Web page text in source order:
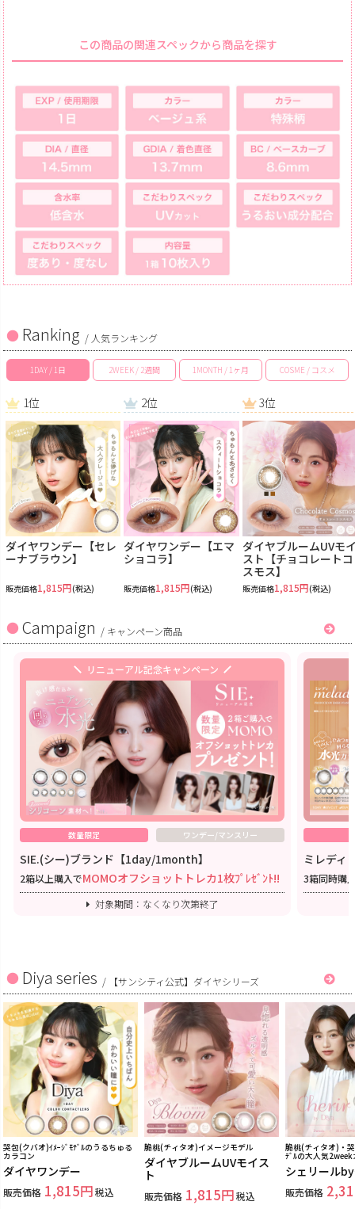
この商品の関連スペックから商品を探す
Ranking / 人気ランキング
1DAY / 1日 2WEEK / 2週間 1MONTH / 1ヶ月 COSME / コスメ
1位
ダイヤワンデー【セレ
ーナブラウン】
販売価格1,815円(税込)
2位
ダイヤワンデー【エマ
ショコラ】
販売価格1,815円(税込)
3位
ダイヤブルームUVモ
スト【チョコレートコ
スモス】
販売価格1,815円(税込)
Campaign / キャンペーン商品
リニューアル記念キャンペーン
数量限定 ワンデー/マンスリー
SIE.(シー)ブランド【1day/1month】
2箱以上購入でMOMOオフショットトレカ1枚ﾌﾟﾚｾﾞﾝﾄ!!
対象期間：なくなり次第終了
ミレディ
3箱同時購
Diya series / 【サンシティ公式】ダイヤシリーズ
哭包(クバオ)ｲﾒｰｼﾞﾓﾃﾞﾙのうるちゅる
カラコン
ダイヤワンデー
販売価格 1,815 税込
脆桃(チィタオ)イメージモデル
ダイヤブルームUVモイス
ト
販売価格 1,815 税込
脆桃(チィタオ)・
ﾃﾞﾙの大人気2week
シェリール
販売価格